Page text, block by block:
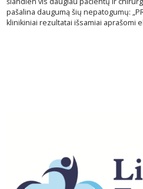
pašalina daugumą šių nepatogumų:
klinikiniai rezultatai išsamiai aprašomi